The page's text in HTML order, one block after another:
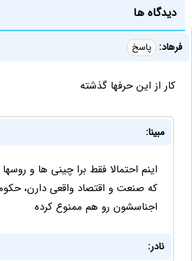
دیدگاه ها
فرهاد: پاسخ
كار از اين حرفها گذشته
مبینا:
اینم احتمالا فقط برا چینی ها و روسها
که صنعت و اقتصاد واقعی دارن،
اجناسشون رو هم ممنوع کرده
نادر: